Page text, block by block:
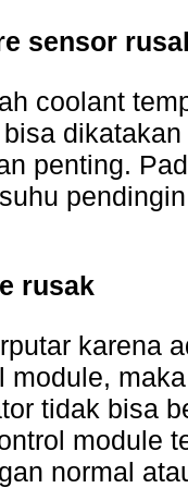
sensor
coolant
penting.
rusak
karena
module,
tidak bisa
module
normal